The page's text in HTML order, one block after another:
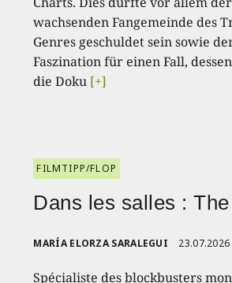
wachsenden Fangemeinde des
Genres geschuldet sein sowie
Faszination für einen Fall,
die Doku [+]
FILMTIPP/FLOP
Dans les salles :
MARÍA ELORZA SARALEGUI 23.07.2026
Spécialiste des blockbusters